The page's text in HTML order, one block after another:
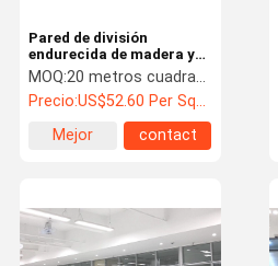
Pared de división
endurecida de madera y
de vidrio de la seguridad
con el marco de aluminio
MOQ:20 metros cuadrados
Precio:US$52.60 Per Square Meter
Mejor
contact